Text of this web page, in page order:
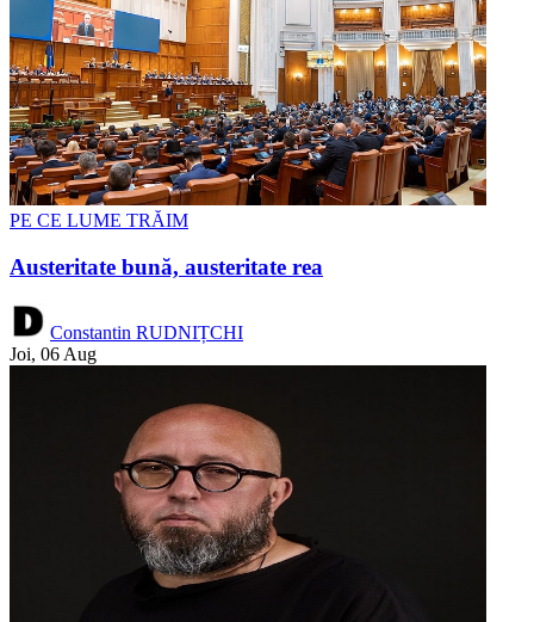
PE CE LUME TRĂIM
Austeritate bună, austeritate rea
Constantin RUDNIȚCHI
Joi, 06 Aug